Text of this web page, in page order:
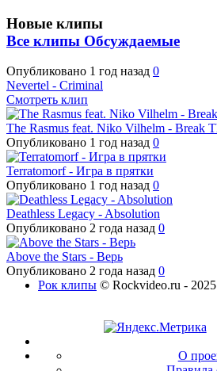
Новые клипы
Все клипы Обсуждаемые
Опубликовано 1 год назад 0
Nevertel - Criminal
Смотреть клип
The Rasmus feat. Niko Vilhelm - Break
Опубликовано 1 год назад 0
Terratomorf - Игра в прятки
Опубликовано 1 год назад 0
Deathless Legacy - Absolution
Опубликовано 2 года назад 0
Above the Stars - Верь
Опубликовано 2 года назад 0
Рок клипы © Rockvideo.ru - 2025
О